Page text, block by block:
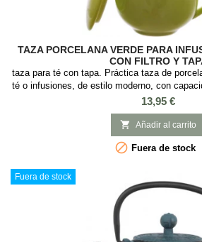
TAZA PORCELANA VERDE PARA
CON FILTRO Y
taza para té con tapa. Práctica taza de
té o infusiones, de estilo moderno, con
preparar té e infusiones ya que incorpora
inoxidable. Esta podría ser tu taza favorita
que es muy práctica y elegante, con el
fácil...
Precio
13,95 €
 Añadir al carrito
 Fuera de stock
Fuera de stock